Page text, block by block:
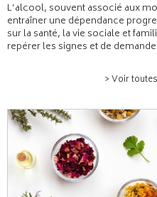
L’alcool, souvent associé aux
entraîner une dépendance
sur la santé, la vie sociale et
repérer les signes et de
> Voir